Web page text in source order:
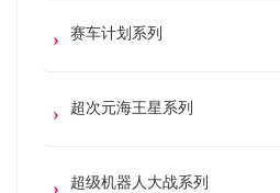
赛车计划系列
超次元海王星系列
超级机器人大战系列